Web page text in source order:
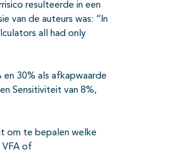
resulteerde in een
van de auteurs was: “In
all had only
en 30% als afkapwaarde
Sensitiviteit van 8%,
om te bepalen welke
VFA of